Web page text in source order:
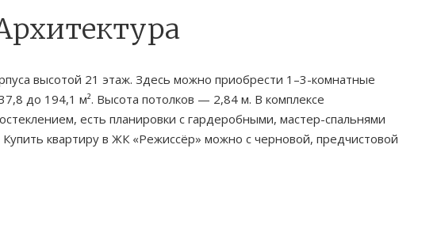
высотой 21 этаж. Здесь можно приобрести 1–3-комнатные
до 194,1 м². Высота потолков — 2,84 м. В комплексе
есть планировки с гардеробными, мастер-спальнями
квартиру в ЖК «Режиссёр» можно с черновой, предчистовой